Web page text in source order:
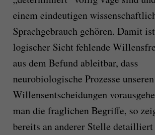
einem eindeutigen
Sprachgebrauch gehören. Damit
logischer Sicht fehlende
aus dem Befund ableitbar, dass
neurobiologische Prozesse unseren
Willensentscheidungen
man die fraglichen Begriffe, so
bereits an anderer Stelle